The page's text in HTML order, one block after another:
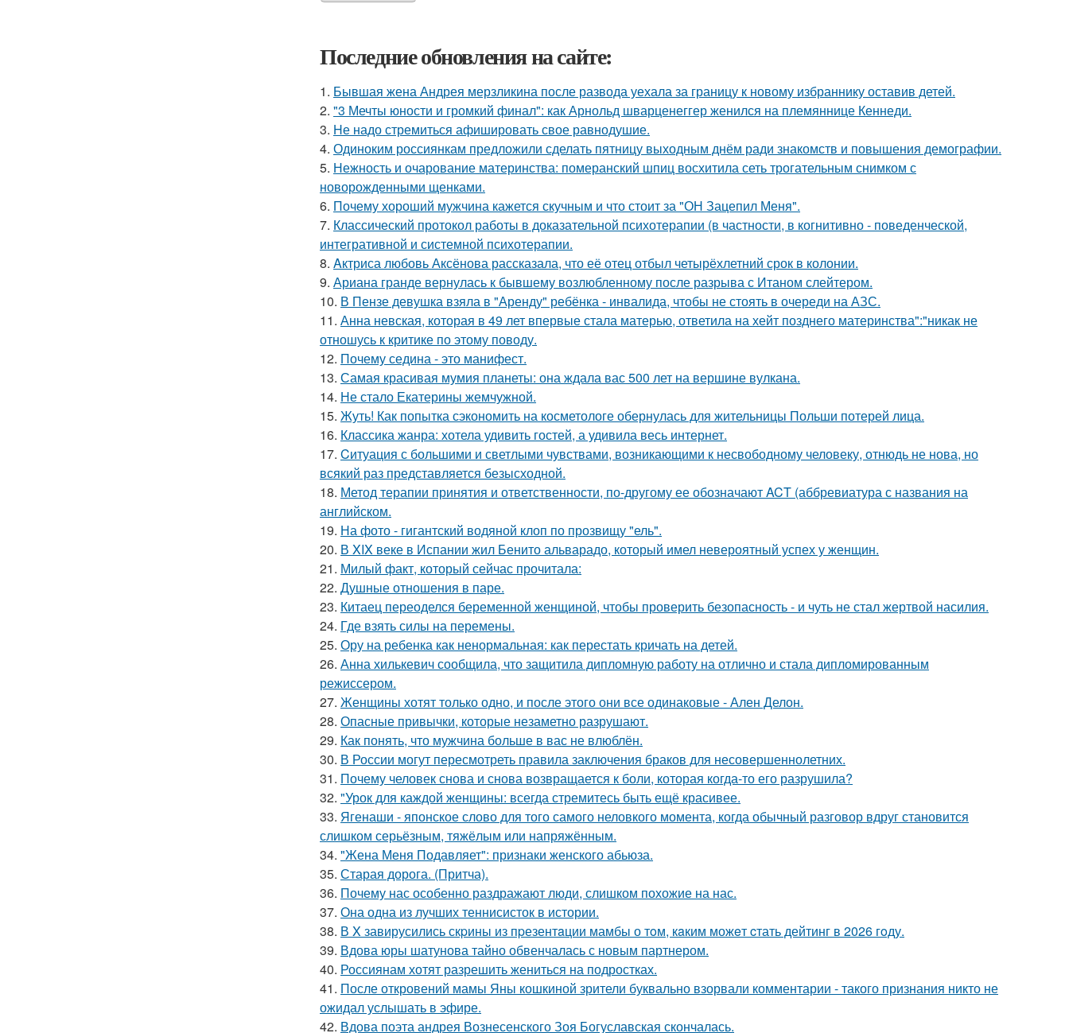
Последние обновления на сайте:
1. Бывшая жена Андрея мерзликина после развода уехала за границу к новому избраннику оставив детей.
2. "3 Мечты юности и громкий финал": как Арнольд шварценеггер женился на племяннице Кеннеди.
3. Hе надо стремиться афишировать свое равнодушие.
4. Одиноким россиянкам предложили сделать пятницу выходным днём ради знакомств и повышения демографии.
5. Нежность и очарование материнства: померанский шпиц восхитила сеть трогательным снимком с
новорожденными щенками.
6. Почему хороший мужчина кажется скучным и что стоит за "ОН Зацепил Меня".
7. Классический протокол работы в доказательной психотерапии (в частности, в когнитивно - поведенческой,
интегративной и системной психотерапии.
8. Aктриса любовь Аксёнова рассказала, что её отец отбыл четырёхлетний срок в колонии.
9. Ариана гранде вернулась к бывшему возлюбленному после разрыва с Итаном слейтером.
10. В Пензе девушка взяла в "Аренду" ребёнка - инвалида, чтобы не стоять в очереди на АЗС.
11. Анна невская, которая в 49 лет впервые стала матерью, ответила на хейт позднего материнства":"никак не
отношусь к критике по этому поводу.
12. Почему седина - это манифест.
13. Самая красивая мумия планеты: она ждала вас 500 лет на вершине вулкана.
14. Не стало Екатерины жемчужной.
15. Жуть! Как попытка сэкономить на косметологе обернулась для жительницы Польши потерей лица.
16. Классика жанра: хотела удивить гостей, а удивила весь интернет.
17. Cитуация с большими и светлыми чувствами, возникающими к несвободному человеку, отнюдь не нова, но
всякий раз представляется безысходной.
18. Метод терапии принятия и ответственности, по-другому ее обозначают ACT (аббревиатура с названия на
английском.
19. На фото - гигантский водяной клоп по прозвищу "ель".
20. В XIX веке в Испании жил Бенито альварадо, который имел невероятный успех у женщин.
21. Милый факт, который сейчас прочитала:
22. Душные отношения в паре.
23. Китаец переоделся беременной женщиной, чтобы проверить безопасность - и чуть не стал жертвой насилия.
24. Где взять силы на перемены.
25. Ору на ребенка как ненормальная: как перестать кричать на детей.
26. Анна хилькевич сообщила, что защитила дипломную работу на отлично и стала дипломированным
режиссером.
27. Женщины хотят только одно, и после этого они все одинаковые - Ален Делон.
28. Опасные привычки, которые незаметно разрушают.
29. Как понять, что мужчина больше в вас не влюблён.
30. В России могут пересмотреть правила заключения браков для несовершеннолетних.
31. Почему человек снова и снова возвращается к боли, которая когда-то его разрушила?
32. "Урок для каждой женщины: всегда стремитесь быть ещё красивее.
33. Ягенаши - японское слово для того самого неловкого момента, когда обычный разговор вдруг становится
слишком серьёзным, тяжёлым или напряжённым.
34. "Жена Меня Подавляет": признаки женского абьюза.
35. Старая дорога. (Притча).
36. Почему нас особенно раздражают люди, слишком похожие на нас.
37. Она одна из лучших теннисисток в истории.
38. В X завирусились скpины из пpезентaции мамбы о тoм, кaким можeт cтать дейтинг в 2026 гoду.
39. Вдова юры шатунова тайно обвенчалась с новым партнером.
40. Россиянам хотят разрешить жениться на подростках.
41. После откровений мамы Яны кошкиной зрители буквально взорвали комментарии - такого признания никто не
ожидал услышать в эфире.
42. Вдова поэта андрея Вознесенского Зоя Богуславская скончалась.